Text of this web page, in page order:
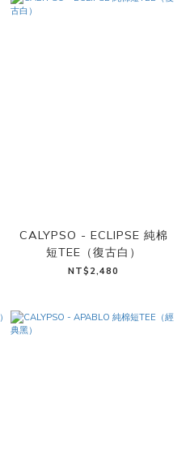
CALYPSO - ECLIPSE 純棉
短TEE（復古白）
NT$2,480